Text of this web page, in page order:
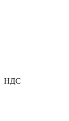
НДС